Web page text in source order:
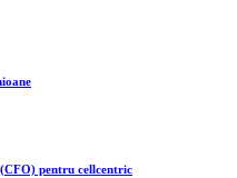
pentru cellcentric